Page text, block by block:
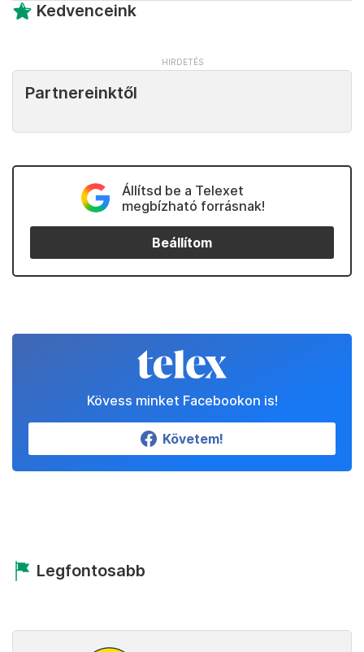
Kedvenceink
Partnereinktől
Állítsd be a Telexet
megbízható forrásnak!
Beállítom
Kövess minket Facebookon is!
Követem!
Legfontosabb